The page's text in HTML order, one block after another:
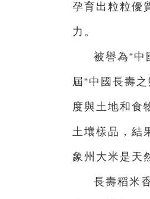
孕育出粒粒優
力。
被譽為“
屆“中國長壽
度與土地和食
土壤樣品，結
象州大米是天
長壽稻米